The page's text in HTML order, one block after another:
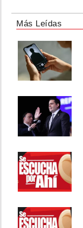
Más Leídas